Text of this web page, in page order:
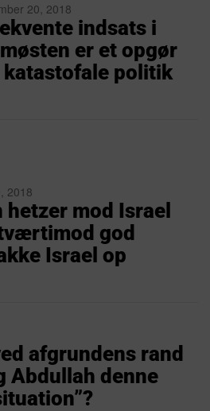
20, 2018
indsats i
er et opgør
katastofale politik
2018
mod Israel
god
Israel op
afgrundens rand
Abdullah denne